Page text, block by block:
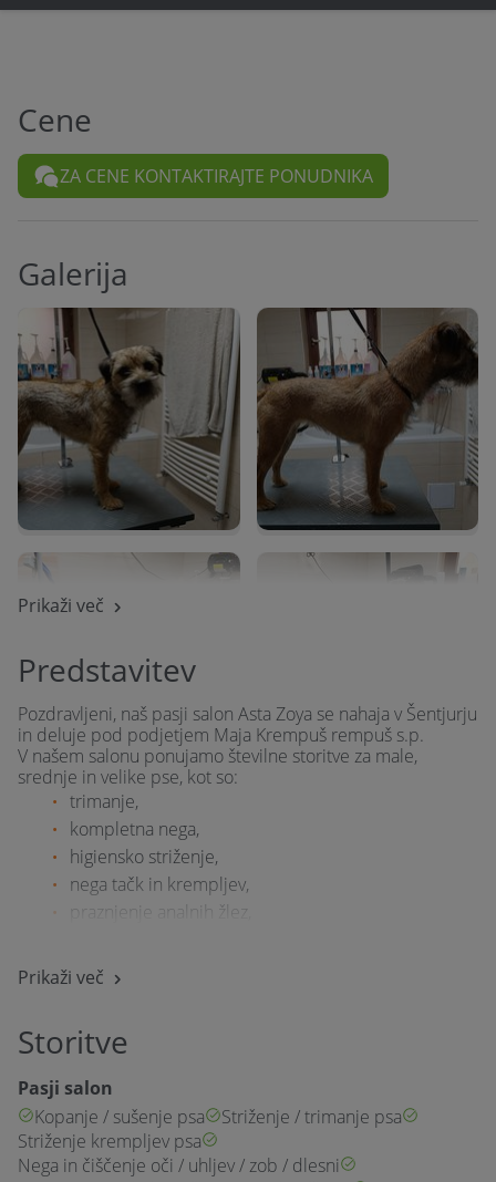
Cene
ZA CENE KONTAKTIRAJTE PONUDNIKA
Galerija
Prikaži več
Predstavitev
Pozdravljeni, naš pasji salon Asta Zoya se nahaja v Šentjurju
in deluje pod podjetjem Maja Krempuš rempuš s.p.
V našem salonu ponujamo številne storitve za male,
srednje in velike pse, kot so:
trimanje,
kompletna nega,
higiensko striženje,
nega tačk in krempljev,
praznjenje analnih žlez,
in še veliko več.
Naš osrednji cilj je zagotoviti najboljšo možno nego za vaše
vašemu psu zagotovimo ne le kakovostno nego, ampak tudi
udobje in varnost. Pri nas bodo vaši psi deležni pozornosti,
ki jo potrebujejo, in natančnosti, ki jo od nas pričakujete.
Naše storitve so cenovno dostopne in se razlikujejo glede
na storitev. Pri nas ne boste nikoli plačali več, kot bi morali.
Trudimo se, da izpolnimo pričakovanja naših strank in
ustvarimo dolgotrajne in zadovoljne odnose s psom in
Prikaži več
Storitve
Pasji salon
Kopanje / sušenje psa
Striženje / trimanje psa
Striženje krempljev psa
Nega in čiščenje oči / uhljev / zob / dlesni